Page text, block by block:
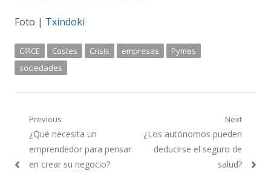
Foto | Txindoki
CIRCE Costes Crisis empresas
Pymes
sociedades
Navegación
de
entradas
Previous
Previous
post:
¿Qué necesita un
emprendedor para pensar
en crear su negocio?
Next
Next
post:
¿Los autónomos pueden
deducirse el seguro de
salud?